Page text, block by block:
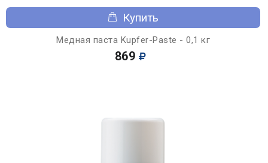
Купить
Медная паста Kupfer-Paste - 0,1 кг
869